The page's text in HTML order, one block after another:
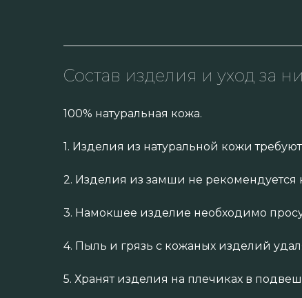
Состав изделия и уход за
100% натуральная кожа.
1. Изделия из натуральной кожи
2. Изделия из замши не рекомендуется
3. Намокшее изделие необходимо
4. Пыль и грязь с кожаных изделий
5. Хранят изделия на плечиках в